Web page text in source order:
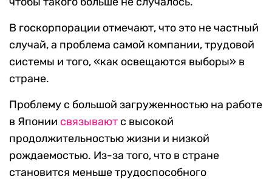
В госкорпорации отмечают, что это не частный
случай, а проблема самой компании, трудовой
системы и того, «как освещаются выборы» в
стране.
Проблему с большой загруженностью на работе
в Японии связывают с высокой
продолжительностью жизни и низкой
рождаемостью. Из-за того, что в стране
становится меньше трудоспособного